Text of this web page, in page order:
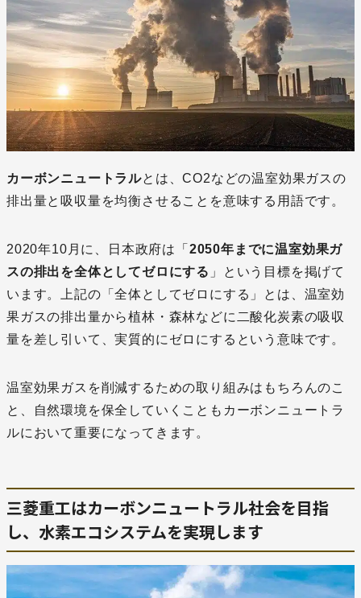
カーボンニュートラルとは、CO2などの温室効果ガスの
排出量と吸収量を均衡させることを意味する用語です。
2020年10月に、日本政府は「 2050年までに温室効果ガ
スの排出を全体としてゼロにする 」という目標を掲げて
います。上記の「全体としてゼロにする」とは、温室効
果ガスの排出量から植林・森林などに二酸化炭素の吸収
量を差し引いて、実質的にゼロにするという意味です。
温室効果ガスを削減するための取り組みはもちろんのこ
と、自然環境を保全していくこともカーボンニュートラ
ルにおいて重要になってきます。
三菱重工はカーボンニュートラル社会を目指
し、水素エコシステムを実現します